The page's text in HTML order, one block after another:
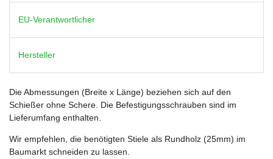
EU-Verantwortlicher
Hersteller
Die Abmessungen (Breite x Länge) beziehen sich auf den
Schießer ohne Schere. Die Befestigungsschrauben sind im
Lieferumfang enthalten.
Wir empfehlen, die benötigten Stiele als Rundholz (25mm) im
Baumarkt schneiden zu lassen.